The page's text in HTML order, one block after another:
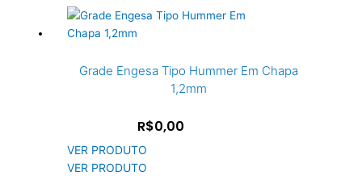
Grade Engesa Tipo Hummer Em Chapa
1,2mm
R$0,00
VER PRODUTO
VER PRODUTO